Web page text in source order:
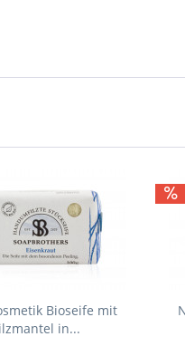
Bioseife mit
in...